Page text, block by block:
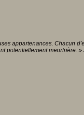
appartenances. Chacun
potentiellement meurtrière. »